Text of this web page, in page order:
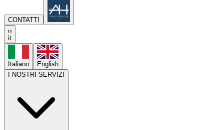
CONTATTI
it
Italiano
English
I NOSTRI SERVIZI